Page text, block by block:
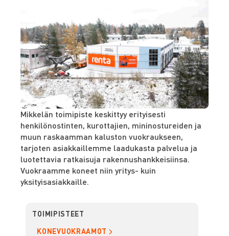
Mikkelän toimipiste keskittyy erityisesti
henkilönostinten, kurottajien, mininostureiden ja
muun raskaamman kaluston vuokraukseen,
tarjoten asiakkaillemme laadukasta palvelua ja
luotettavia ratkaisuja rakennushankkeisiinsa.
Vuokraamme koneet niin yritys- kuin
yksityisasiakkaille.
TOIMIPISTEET
KONEVUOKRAAMOT